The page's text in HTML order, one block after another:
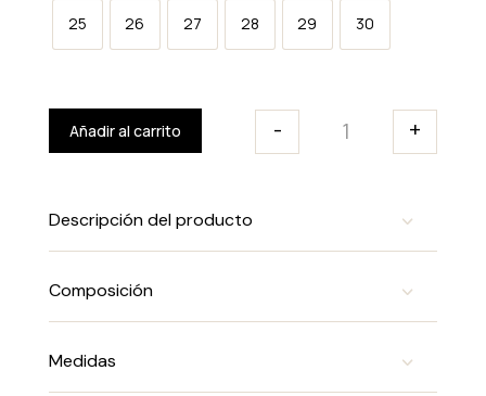
25 26 27 28 29 30
Deportiva
- +
Añadir al carrito
Descripción del producto
Composición
Medidas
Estoy de acuerdo con los términos y uso
No te preocupes, no te enviaremos spam.